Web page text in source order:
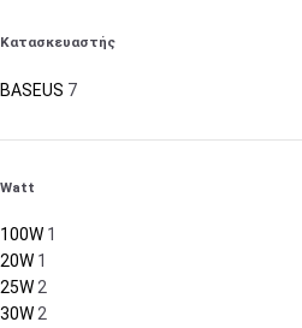
Κατασκευαστής
BASEUS 7
Watt
100W 1
20W 1
25W 2
30W 2